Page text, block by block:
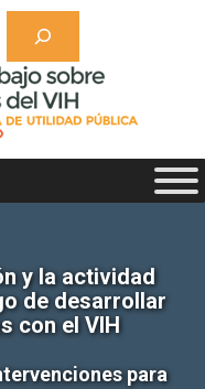
y la actividad
de desarrollar
con el VIH
para